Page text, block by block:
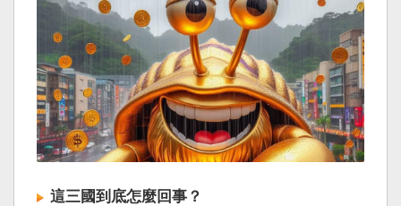
這三國到底怎麼回事？